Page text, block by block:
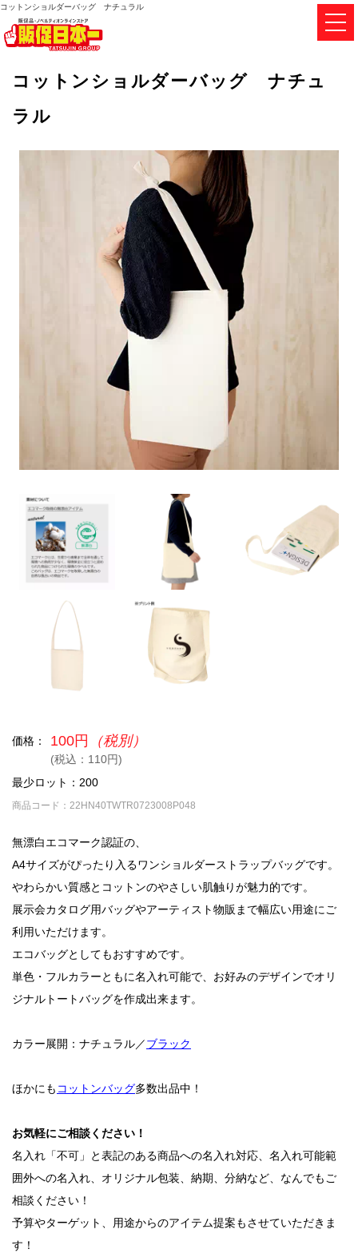
コットンショルダーバッグ ナチュラル
コットンショルダーバッグ ナチュ
ラル
価格： 100円 （税別）
(税込：110円)
最少ロット：200
商品コード：22HN40TWTR0723008P048
無漂白エコマーク認証の、
A4サイズがぴったり入るワンショルダーストラップバッグです。
やわらかい質感とコットンのやさしい肌触りが魅力的です。
展示会カタログ用バッグやアーティスト物販まで幅広い用途にご
利用いただけます。
エコバッグとしてもおすすめです。
単色・フルカラーともに名入れ可能で、お好みのデザインでオリ
ジナルトートバッグを作成出来ます。
カラー展開：ナチュラル／ブラック
ほかにも コットンバッグ多数出品中！
お気軽にご相談ください！
名入れ「不可」と表記のある商品への名入れ対応、名入れ可能範
囲外への名入れ、オリジナル包装、納期、分納など、なんでもご
相談ください！
予算やターゲット、用途からのアイテム提案もさせていただきま
す！